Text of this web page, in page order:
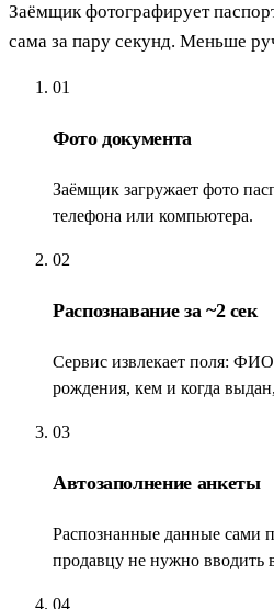
Заёмщик фотографирует
сама за пару секунд. Меньше
01
Фото документа
Заёмщик загружает фото
телефона или компьютера.
02
Распознавание за ~2 сек
Сервис извлекает поля:
рождения, кем и когда
03
Автозаполнение анкеты
Распознанные данные сами
продавцу не нужно вводить
04